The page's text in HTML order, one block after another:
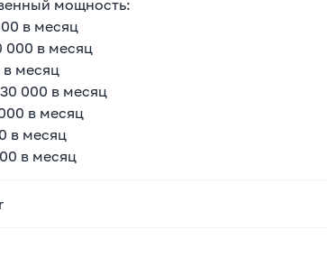
мощность:
в месяц
000 в месяц
месяц
000 в месяц
в месяц
в месяц
в месяц